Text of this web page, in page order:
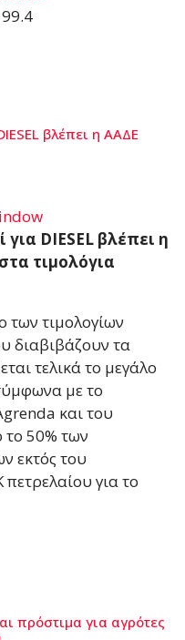
βλέπει η ΑΑΔΕ
DIESEL βλέπει η
τιμολόγια
τιμολογίων
διαβιβάζουν τα
τελικά το μεγάλο
με το
και του
50% των
εκτός του
για το
πρόστιμα για αγρότες